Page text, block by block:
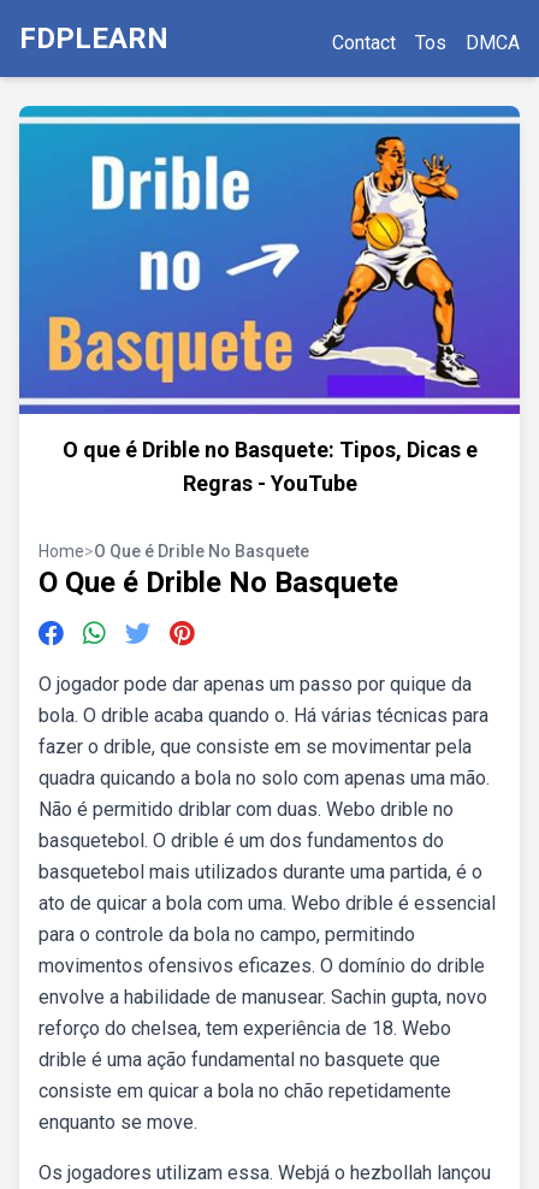
FDPLEARN Contact Tos DMCA
O que é Drible no Basquete: Tipos, Dicas e
Regras - YouTube
Home>O Que é Drible No Basquete
O Que é Drible No Basquete
O jogador pode dar apenas um passo por quique da
bola. O drible acaba quando o. Há várias técnicas para
fazer o drible, que consiste em se movimentar pela
quadra quicando a bola no solo com apenas uma mão.
Não é permitido driblar com duas. Webo drible no
basquetebol. O drible é um dos fundamentos do
basquetebol mais utilizados durante uma partida, é o
ato de quicar a bola com uma. Webo drible é essencial
para o controle da bola no campo, permitindo
movimentos ofensivos eficazes. O domínio do drible
envolve a habilidade de manusear. Sachin gupta, novo
reforço do chelsea, tem experiência de 18. Webo
drible é uma ação fundamental no basquete que
consiste em quicar a bola no chão repetidamente
enquanto se move.
Os jogadores utilizam essa. Webjá o hezbollah lançou